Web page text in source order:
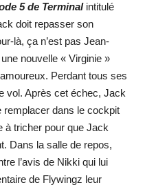
5 de Terminalintitulé
doit repasser son
là, ça n’est pas Jean-
nouvelle « Virginie »
Perdant tous ses
vol. Après cet échec, Jack
remplacer dans le cockpit
à tricher pour que Jack
Dans la salle de repos,
l’avis de Nikki qui lui
de Flywingz leur